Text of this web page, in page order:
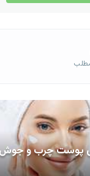
پوست چرب و جوش‌دار